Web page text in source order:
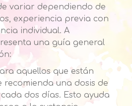
variar dependiendo de
experiencia previa con
individual. A
una guía general
aquellos que están
recomienda una dosis de
cada dos días. Esto ayuda